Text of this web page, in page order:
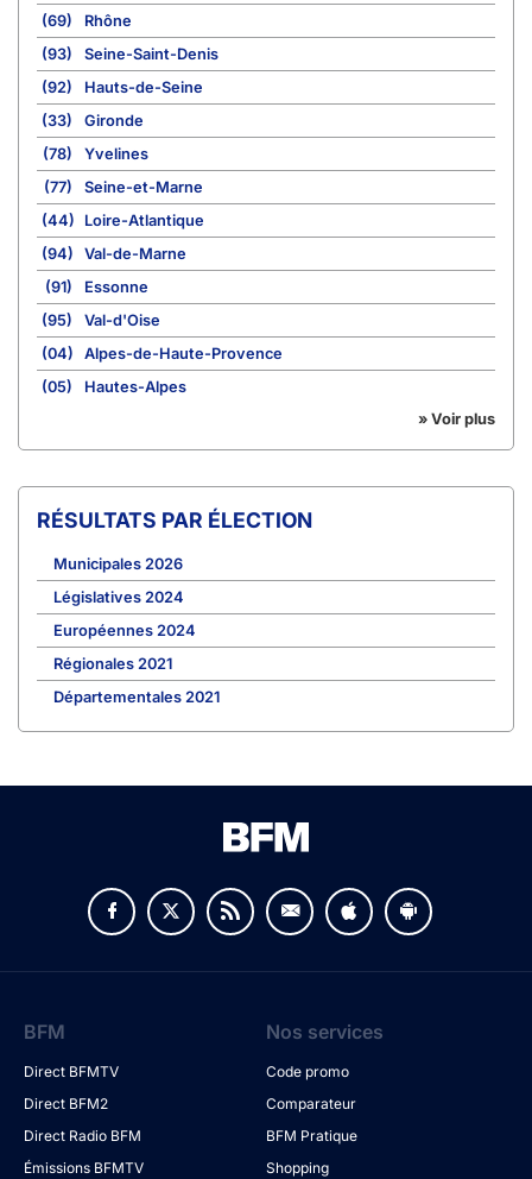
(69)
Rhône
(93)
Seine-Saint-Denis
(92)
Hauts-de-Seine
(33)
Gironde
(78)
Yvelines
(77)
Seine-et-Marne
(44)
Loire-Atlantique
(94)
Val-de-Marne
(91)
Essonne
(95)
Val-d'Oise
(04)
Alpes-de-Haute-Provence
(05)
Hautes-Alpes
» Voir plus
RÉSULTATS PAR ÉLECTION
Municipales 2026
Législatives 2024
Européennes 2024
Régionales 2021
Départementales 2021
BFM
Direct BFMTV
Direct BFM2
Direct Radio BFM
Émissions BFMTV
Nos services
Code promo
Comparateur
BFM Pratique
Shopping